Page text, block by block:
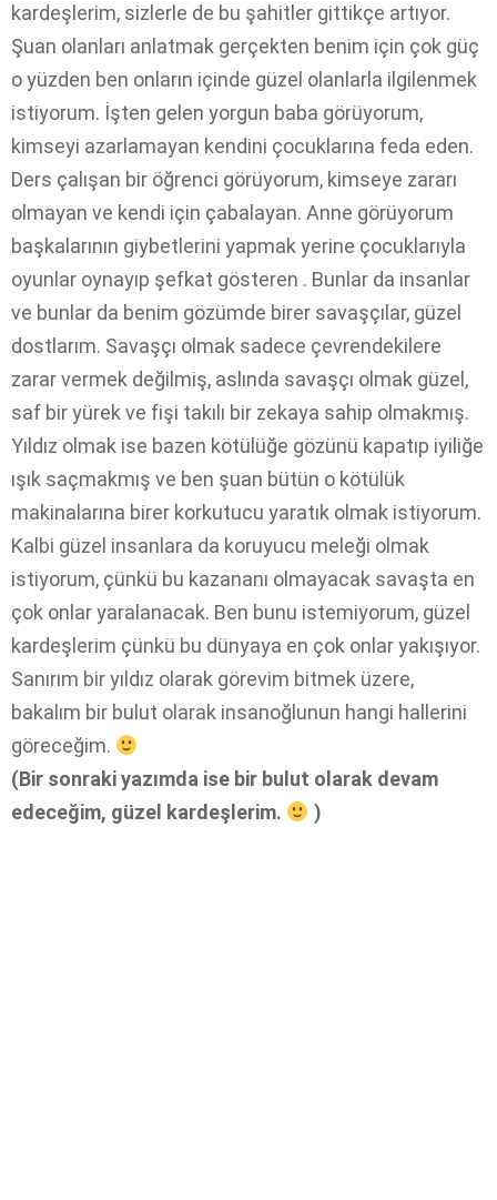
kardeşlerim, sizlerle de bu şahitler gittikçe artıyor.
Şuan olanları anlatmak gerçekten benim için çok güç
o yüzden ben onların içinde güzel olanlarla ilgilenmek
istiyorum. İşten gelen yorgun baba görüyorum,
kimseyi azarlamayan kendini çocuklarına feda eden.
Ders çalışan bir öğrenci görüyorum, kimseye zararı
olmayan ve kendi için çabalayan. Anne görüyorum
başkalarının giybetlerini yapmak yerine çocuklarıyla
oyunlar oynayıp şefkat gösteren . Bunlar da insanlar
ve bunlar da benim gözümde birer savaşçılar, güzel
dostlarım. Savaşçı olmak sadece çevrendekilere
zarar vermek değilmiş, aslında savaşçı olmak güzel,
saf bir yürek ve fişi takılı bir zekaya sahip olmakmış.
Yıldız olmak ise bazen kötülüğe gözünü kapatıp iyiliğe
ışık saçmakmış ve ben şuan bütün o kötülük
makinalarına birer korkutucu yaratık olmak istiyorum.
Kalbi güzel insanlara da koruyucu meleği olmak
istiyorum, çünkü bu kazananı olmayacak savaşta en
çok onlar yaralanacak. Ben bunu istemiyorum, güzel
kardeşlerim çünkü bu dünyaya en çok onlar yakışıyor.
Sanırım bir yıldız olarak görevim bitmek üzere,
bakalım bir bulut olarak insanoğlunun hangi hallerini
göreceğim.
(Bir sonraki yazımda ise bir bulut olarak devam
edeceğim, güzel kardeşlerim.
)